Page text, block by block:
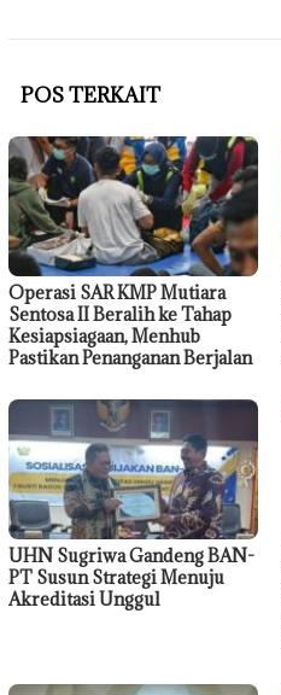
POS TERKAIT
Operasi SAR KMP Mutiara
Sentosa II Beralih ke Tahap
Kesiapsiagaan, Menhub
Pastikan Penanganan Berjalan
UHN Sugriwa Gandeng BAN-
PT Susun Strategi Menuju
Akreditasi Unggul